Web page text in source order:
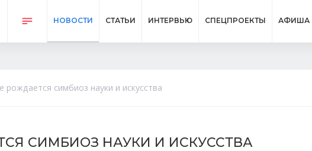
НОВОСТИ СТАТЬИ ИНТЕРВЬЮ СПЕЦПРОЕКТЫ АФИША
рождается симбиоз науки и искусства
СИМБИОЗ НАУКИ И ИСКУССТВА